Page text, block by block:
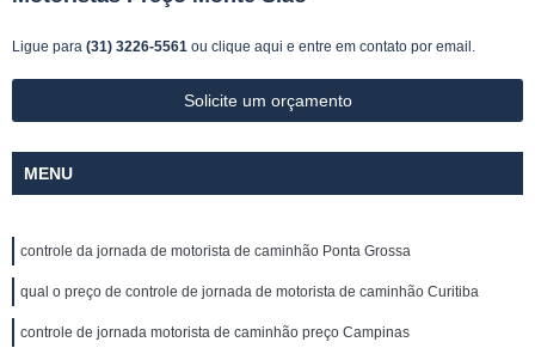
Ligue para (31) 3226-5561 ou clique aqui e entre em contato por email.
Solicite um orçamento
MENU
controle da jornada de motorista de caminhão Ponta Grossa
qual o preço de controle de jornada de motorista de caminhão Curitiba
controle de jornada motorista de caminhão preço Campinas